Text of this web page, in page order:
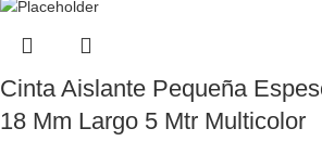
Cinta Aislante Pequeña
18 Mm Largo 5 Mtr Multicolor